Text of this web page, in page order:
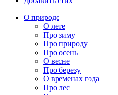
О природе
О лете
Про зиму
Про природу
Про осень
О весне
Про березу
О временах года
Про лес